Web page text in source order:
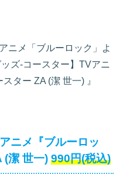
ニメ「ブルーロック」よ
ズ-コースター】TVアニ
スター ZA (潔 世一) 』
ニメ『ブルーロッ
(潔 世一) 990円(税込)